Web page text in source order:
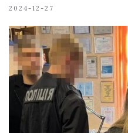
2024-12-27